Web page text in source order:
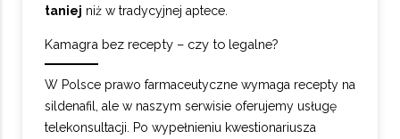
taniej niż w tradycyjnej aptece.
Kamagra bez recepty – czy to legalne?
W Polsce prawo farmaceutyczne wymaga recepty na
sildenafil, ale w naszym serwisie oferujemy usługę
telekonsultacji. Po wypełnieniu kwestionariusza